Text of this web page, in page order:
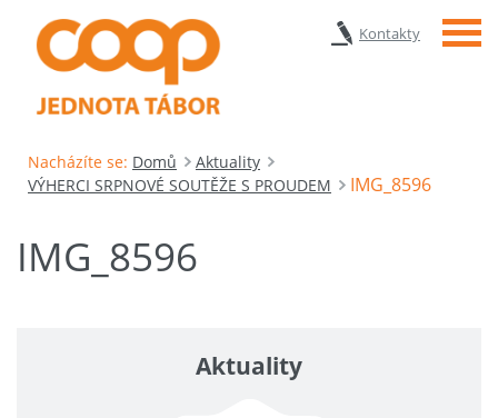
Kontakty Menu
Nacházíte se: Domů
Aktuality
VÝHERCI SRPNOVÉ SOUTĚŽE S PROUDEM
IMG_8596
IMG_8596
Aktuality